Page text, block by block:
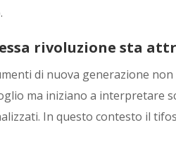
rivoluzione sta
di nuova generazione
ma iniziano a interpretare
In questo contesto il